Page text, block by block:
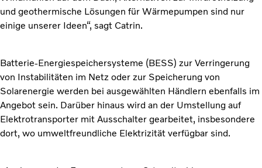
und geothermische Lösungen für Wärmepumpen sind nur
einige unserer Ideen“, sagt Catrin.
Batterie-Energiespeichersysteme (BESS) zur Verringerung
von Instabilitäten im Netz oder zur Speicherung von
Solarenergie werden bei ausgewählten Händlern ebenfalls im
Angebot sein. Darüber hinaus wird an der Umstellung auf
Elektrotransporter mit Ausschalter gearbeitet, insbesondere
dort, wo umweltfreundliche Elektrizität verfügbar sind.